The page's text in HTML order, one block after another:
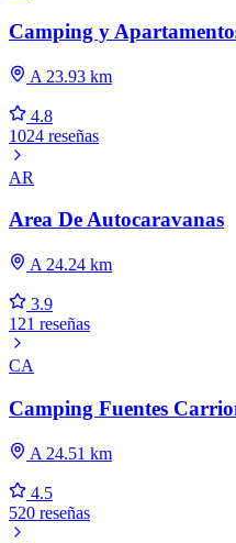
Camping y
A 23.93 km
4.8
1024 reseñas
AR
Area De Autocaravanas
A 24.24 km
3.9
121 reseñas
CA
Camping Fuentes
A 24.51 km
4.5
520 reseñas